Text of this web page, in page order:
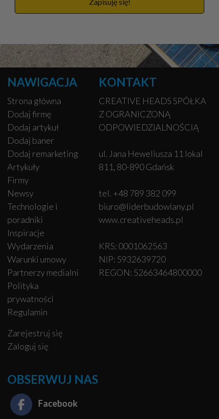
NAWIGACJA
Strona główna
Dodaj firmę
Dodaj artykuł
Dodaj baner
Dodaj remarketing
Artykuły
Firmy
Newsy
Technologie i
poradniki
Inspiracje
Wydarzenia
Warunki umowy
Partnerzy medialni
Polityka
prywatności
Regulamin
Zarejestruj się
Zaloguj się
KONTAKT
CREATIVE HEADS SPÓŁKA
Z OGRANICZONĄ
ODPOWIEDZIALNOŚCIĄ
ul. Jana Heweliusza 11 lokal
811, 80-890 Gdańsk
tel. +48 789 382 099
biuro@liderbudowlany.pl
www.creativeheads.pl
KRS: 0001062563
NIP: 5932639720
REGON: 52663464800000
OBSERWUJ NAS
Facebook